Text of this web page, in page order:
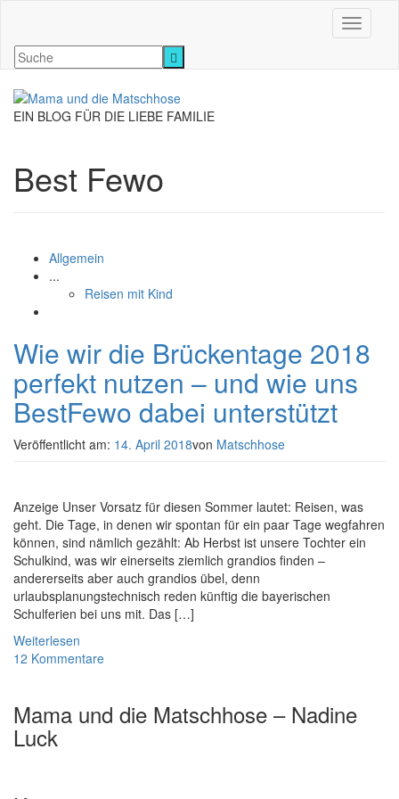
EIN BLOG FÜR DIE LIEBE FAMILIE
Best Fewo
Allgemein
...
Reisen mit Kind
Wie wir die Brückentage 2018
perfekt nutzen – und wie uns
BestFewo dabei unterstützt
Veröffentlicht am: 14. April 2018von Matschhose
Anzeige Unser Vorsatz für diesen Sommer lautet: Reisen, was
geht. Die Tage, in denen wir spontan für ein paar Tage wegfahren
können, sind nämlich gezählt: Ab Herbst ist unsere Tochter ein
Schulkind, was wir einerseits ziemlich grandios finden –
andererseits aber auch grandios übel, denn
urlaubsplanungstechnisch reden künftig die bayerischen
Schulferien bei uns mit. Das […]
Weiterlesen
12 Kommentare
Mama und die Matschhose – Nadine
Luck